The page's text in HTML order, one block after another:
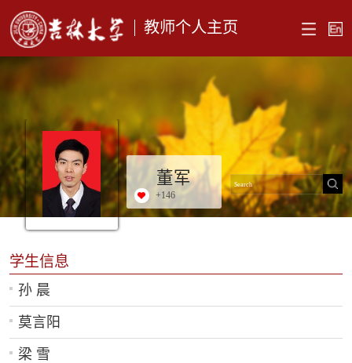
教师个人主页
董军
+146
学生信息
孙 晨
莫言阳
梁 雪